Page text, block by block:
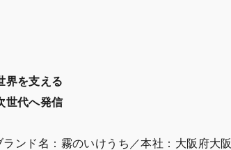
界を支える
世代へ発信
ンド名：霧のいけうち／本社：大阪府大阪